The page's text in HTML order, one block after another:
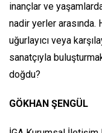
inançlar ve
nadir yerler arasında.
uğurlayıcı veya
sanatçıyla
doğdu?
GÖKHAN ŞENGÜL